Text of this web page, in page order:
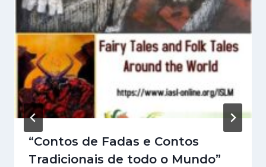
“Contos de Fadas e Contos
Tradicionais de todo o Mundo”